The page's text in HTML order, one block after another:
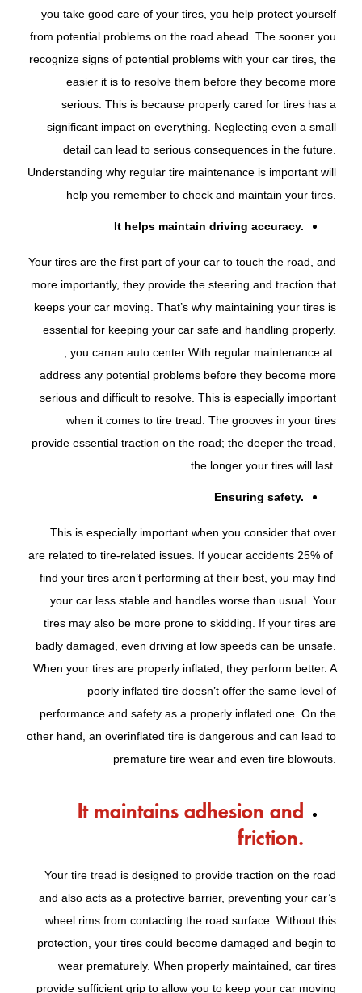
you take good care of your tires, you help protect yourself
from potential problems on the road ahead. The sooner you
recognize signs of potential problems with your car tires, the
easier it is to resolve them before they become more
serious. This is because properly cared for tires has a
significant impact on everything. Neglecting even a small
detail can lead to serious consequences in the future.
Understanding why regular tire maintenance is important will
help you remember to check and maintain your tires.
It helps maintain driving accuracy.
Your tires are the first part of your car to touch the road, and
more importantly, they provide the steering and traction that
keeps your car moving. That’s why maintaining your tires is
essential for keeping your car safe and handling properly.
With regular maintenance at
an auto center
, you can
address any potential problems before they become more
serious and difficult to resolve. This is especially important
when it comes to tire tread. The grooves in your tires
provide essential traction on the road; the deeper the tread,
the longer your tires will last.
Ensuring safety.
This is especially important when you consider that over
25% of
car accidents
are related to tire-related issues. If you
find your tires aren’t performing at their best, you may find
your car less stable and handles worse than usual. Your
tires may also be more prone to skidding. If your tires are
badly damaged, even driving at low speeds can be unsafe.
When your tires are properly inflated, they perform better. A
poorly inflated tire doesn’t offer the same level of
performance and safety as a properly inflated one. On the
other hand, an overinflated tire is dangerous and can lead to
premature tire wear and even tire blowouts.
It maintains adhesion and
friction.
Your tire tread is designed to provide traction on the road
and also acts as a protective barrier, preventing your car’s
wheel rims from contacting the road surface. Without this
protection, your tires could become damaged and begin to
wear prematurely. When properly maintained, car tires
provide sufficient grip to allow you to keep your car moving